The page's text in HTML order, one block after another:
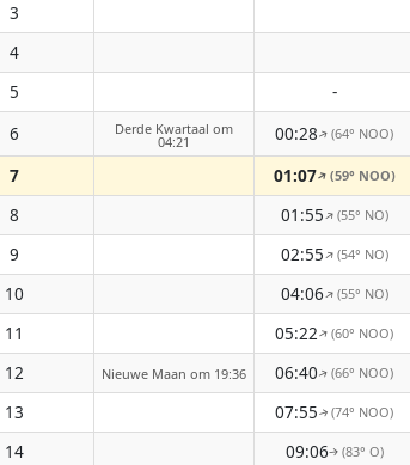
3
4
5
-
6
Derde Kwartaal om
04:21 00:28↑(64° NOO)
7
01:07↑(59° NOO)
8
01:55↑(55° NO)
9
02:55↑(54° NO)
10
04:06↑(55° NO)
11
05:22↑(60° NOO)
12
Nieuwe Maan om 19:36 06:40↑(66° NOO)
13
07:55↑(74° NOO)
14
09:06↑ (83° O)